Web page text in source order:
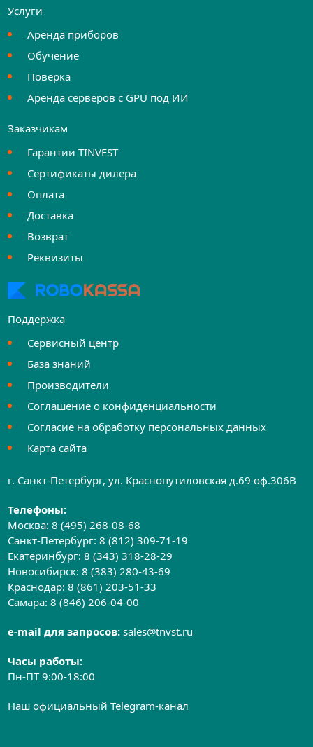
Услуги
Аренда приборов
Обучение
Поверка
Аренда серверов с GPU под ИИ
Заказчикам
Гарантии TINVEST
Сертификаты дилера
Оплата
Доставка
Возврат
Реквизиты
Поддержка
Сервисный центр
База знаний
Производители
Соглашение о конфиденциальности
Согласие на обработку персональных данных
Карта сайта
г. Санкт-Петербург, ул. Краснопутиловская д.69 оф.306B
Телефоны:
Москва:8 (495) 268-08-68
Санкт-Петербург:8 (812) 309-71-19
Екатеринбург:8 (343) 318-28-29
Новосибирск:8 (383) 280-43-69
Краснодар:8 (861) 203-51-33
Самара:8 (846) 206-04-00
e-mail для запросов:sales@tnvst.ru
Часы работы:
Пн-ПТ 9:00-18:00
Наш официальный Telegram-канал